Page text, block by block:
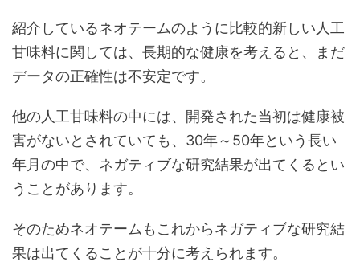
紹介しているネオテームのように比較的新しい人工
甘味料に関しては、長期的な健康を考えると、まだ
データの正確性は不安定です。
他の人工甘味料の中には、開発された当初は健康被
害がないとされていても、30年～50年という長い
年月の中で、ネガティブな研究結果が出てくるとい
うことがあります。
そのためネオテームもこれからネガティブな研究結
果は出てくることが十分に考えられます。